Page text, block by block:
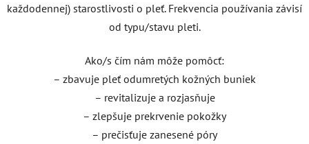
každodennej) starostlivosti o pleť. Frekvencia používania závisí
od typu/stavu pleti.
Ako/s čím nám môže pomôcť:
– zbavuje pleť odumretých kožných buniek
– revitalizuje a rozjasňuje
– zlepšuje prekrvenie pokožky
– prečisťuje zanesené póry